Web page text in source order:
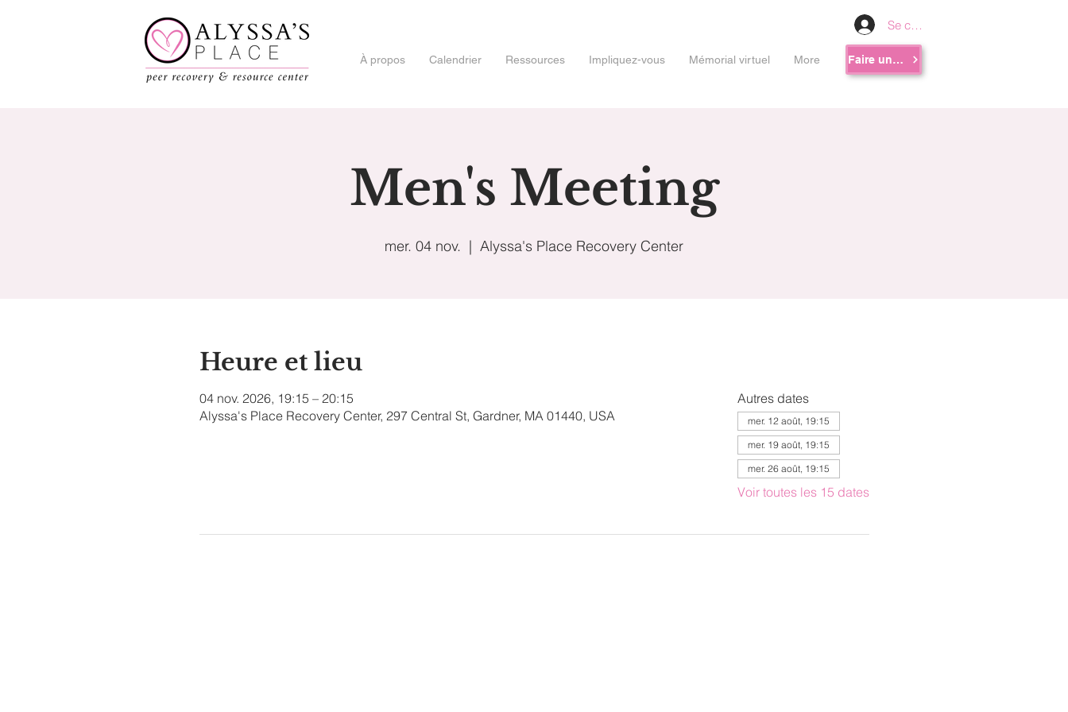
Se connecter
À propos Calendrier Ressources Impliquez-vous Mémorial virtuel More Faire un don
Men's Meeting
mer. 04 nov.
  |
Alyssa's Place Recovery Center
Heure et lieu
04 nov. 2026, 19:15 – 20:15
Alyssa's Place Recovery Center, 297 Central St, Gardner, MA 01440, USA
Autres dates
mer. 12 août, 19:15
mer. 19 août, 19:15
mer. 26 août, 19:15
Voir toutes les 15 dates